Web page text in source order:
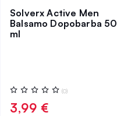
Solverx Active Men
Balsamo Dopobarba 50
ml
Valutazione:
0%
(0)
3,99 €